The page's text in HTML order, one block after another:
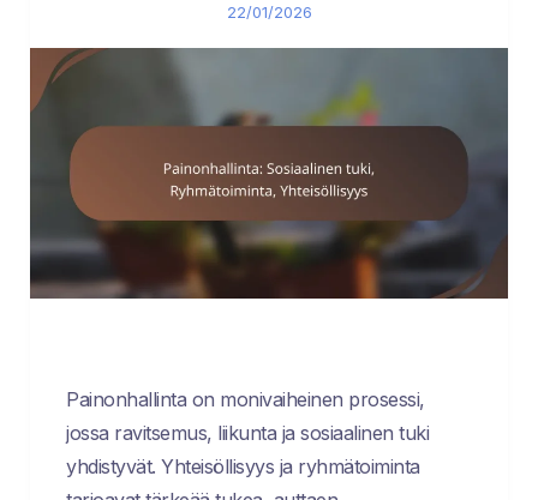
22/01/2026
Painonhallinta on monivaiheinen prosessi,
jossa ravitsemus, liikunta ja sosiaalinen tuki
yhdistyvät. Yhteisöllisyys ja ryhmätoiminta